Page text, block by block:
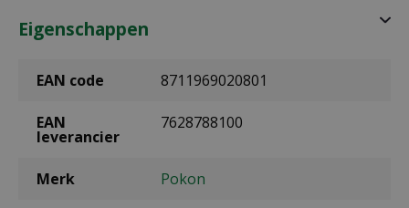
Eigenschappen
EAN code 8711969020801
EAN
leverancier
7628788100
Merk Pokon